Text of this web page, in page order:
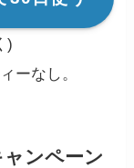
)
ーなし。
ンペーン